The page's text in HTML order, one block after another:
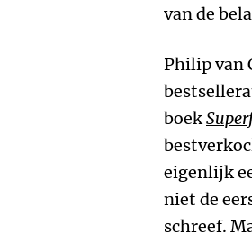
van de
Philip van
boek
eigenlijk
niet de
schreef.